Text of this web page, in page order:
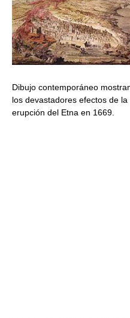
Dibujo contemporáneo
los devastadores efectos de la
erupción del Etna en 1669.